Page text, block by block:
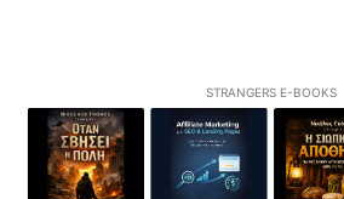
STRANGERS E-BOOKS